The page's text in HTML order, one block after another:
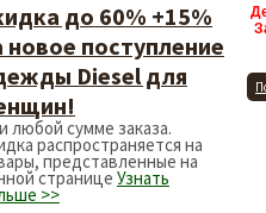
до 60% +15%
новое поступление
Diesel для
любой сумме заказа.
распространяется на
представленные на
странице Узнать
>>